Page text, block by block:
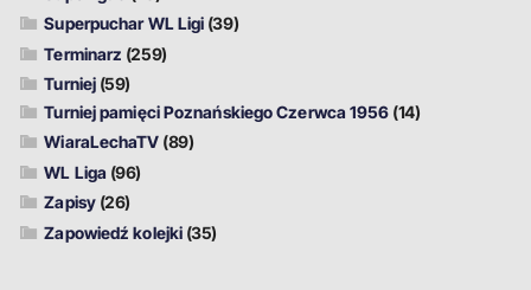
Superpuchar WL Ligi (39)
Terminarz (259)
Turniej (59)
Turniej pamięci Poznańskiego Czerwca 1956 (14)
WiaraLechaTV (89)
WL Liga (96)
Zapisy(26)
Zapowiedź kolejki (35)